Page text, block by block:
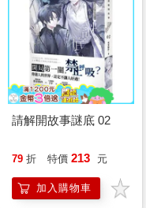
小時，有時兩個小時，戶
寒冷，但我們相互陪伴。
我的心中也開始有光，慢
有一天凌晨，抄寫觀世音
時，閉上雙眼，眼中心中
碎的鵝絨漂浮在空中，
兩年前的冬天，尼歐曾經
掉淚痛哭，捨不得我的救
請解開故事謎底 02
79 折 特價 213 元
加入購物車